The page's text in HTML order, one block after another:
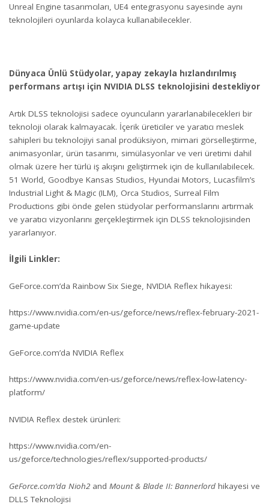
Unreal Engine tasarımcıları, UE4 entegrasyonu sayesinde aynı
teknolojileri oyunlarda kolayca kullanabilecekler.
Dünyaca Ünlü Stüdyolar, yapay zekayla hızlandırılmış
performans artışı için NVIDIA DLSS teknolojisini destekliyor
Artık DLSS teknolojisi sadece oyuncuların yararlanabilecekleri bir
teknoloji olarak kalmayacak. İçerik üreticiler ve yaratıcı meslek
sahipleri bu teknolojiyi sanal prodüksiyon, mimari görselleştirme,
animasyonlar, ürün tasarımı, simülasyonlar ve veri üretimi dahil
olmak üzere her türlü iş akışını geliştirmek için de kullanılabilecek.
51 World, Goodbye Kansas Studios, Hyundai Motors, Lucasfilm’s
Industrial Light & Magic (ILM), Orca Studios, Surreal Film
Productions gibi önde gelen stüdyolar performanslarını artırmak
ve yaratıcı vizyonlarını gerçekleştirmek için DLSS teknolojisinden
yararlanıyor.
İlgili Linkler:
GeForce.com’da Rainbow Six Siege, NVIDIA Reflex hikayesi:
https://www.nvidia.com/en-us/geforce/news/reflex-february-2021-
game-update
GeForce.com’da NVIDIA Reflex
https://www.nvidia.com/en-us/geforce/news/reflex-low-latency-
platform/
NVIDIA Reflex destek ürünleri:
https://www.nvidia.com/en-
us/geforce/technologies/reflex/supported-products/
GeForce.com’da Nioh2 and Mount & Blade II: Bannerlord hikayesi ve
DLLS Teknolojisi